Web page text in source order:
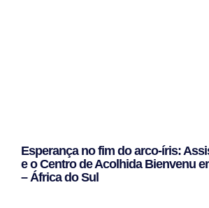
Esperança no fim do arco-íris:
e o Centro de Acolhida Bienvenu
– África do Sul